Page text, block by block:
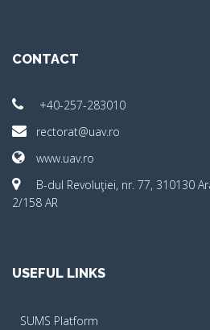
CONTACT
+40-257-283010
rectorat@uav.ro
www.uav.ro
B-dul Revoluţiei, nr. 77, 310130
2/158 AR
USEFUL LINKS
SUMS Platform